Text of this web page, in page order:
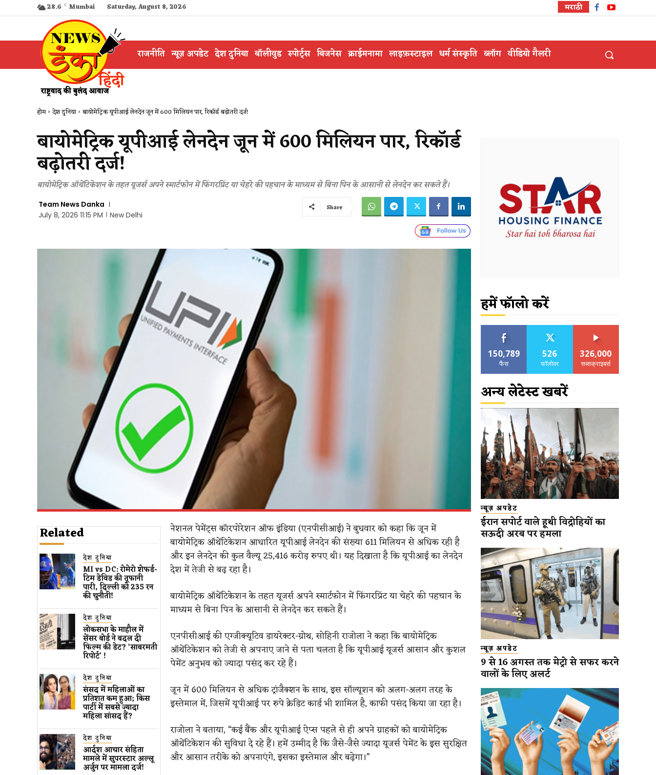
28.6 C Mumbai Saturday, August 8, 2026 मराठी
राजनीति न्यूज़ अपडेट देश दुनिया बॉलीवुड स्पोर्ट्स बिजनेस क्राईमनामा लाइफ़स्टाइल धर्म संस्कृति ब्लॉग वीडियो गैलरी
होम देश दुनिया बायोमेट्रिक यूपीआई लेनदेन जून में 600 मिलियन पार, रिकॉर्ड बढ़ोतरी दर्ज!
बायोमेट्रिक यूपीआई लेनदेन जून में 600 मिलियन पार, रिकॉर्ड
बढ़ोतरी दर्ज!
बायोमेट्रिक ऑथेंटिकेशन के तहत यूजर्स अपने स्मार्टफोन में फिंगरप्रिंट या चेहरे की पहचान के माध्यम से बिना पिन के आसानी से लेनदेन कर सकते हैं।
Team News Danka
July 8, 2026 11:15 PM
New Delhi
Share
Related
देश दुनिया
MI vs DC: रोमेरो शेफर्ड-
टिम डेविड की तूफानी
पारी, दिल्ली को 235 रन
की चुनौती!
देश दुनिया
लोकसभा के माहौल में
सेंसर बोर्ड ने बदल दी
फिल्म की डेट? ‘साबरमती
रिपोर्ट’ !
देश दुनिया
संसद में महिलाओं का
प्रतिशत कम ​हुआ​; किस
पार्टी में सबसे ज्यादा
महिला सांसद हैं?
देश दुनिया
आर्दश आचार संहिता
मामले में सुपरस्टार अल्लू
अर्जुन पर मामला दर्ज!
नेशनल पेमेंट्स कॉरपोरेशन ऑफ इंडिया (एनपीसीआई) ने बुधवार को कहा कि जून में
बायोमेट्रिक ऑथेंटिकेशन आधारित यूपीआई लेनदेन की संख्या 611 मिलियन से अधिक रही है
और इन लेनदेन की कुल वैल्यू 25,416 करोड़ रुपए थी। यह दिखाता है कि यूपीआई का लेनदेन
देश में तेजी से बढ़ रहा है।
बायोमेट्रिक ऑथेंटिकेशन के तहत यूजर्स अपने स्मार्टफोन में फिंगरप्रिंट या चेहरे की पहचान के
माध्यम से बिना पिन के आसानी से लेनदेन कर सकते हैं।
एनपीसीआई की एग्जीक्यूटिव डायरेक्टर-ग्रोथ, सोहिनी राजोला ने कहा कि बायोमेट्रिक
ऑथेंटिकेशन को तेजी से अपनाए जाने से पता चलता है कि यूपीआई यूजर्स आसान और कुशल
पेमेंट अनुभव को ज्यादा पसंद कर रहे हैं।
जून में 600 मिलियन से अधिक ट्रांजैक्शन के साथ, इस सॉल्यूशन को अलग-अलग तरह के
इस्तेमाल में, जिसमें यूपीआई पर रुपे क्रेडिट कार्ड भी शामिल है, काफी पसंद किया जा रहा है।
राजोला ने बताया, “कई बैंक और यूपीआई ऐप्स पहले से ही अपने ग्राहकों को बायोमेट्रिक
ऑथेंटिकेशन की सुविधा दे रहे हैं। हमें उम्मीद है कि जैसे-जैसे ज्यादा यूजर्स पेमेंट के इस सुरक्षित
और आसान तरीके को अपनाएंगे, इसका इस्तेमाल और बढ़ेगा।”
हमें फॉलो करें
150,789
फैंस
526
फॉलोवर
326,000
सब्सक्राइबर्स
अन्य लेटेस्ट खबरें
न्यूज़ अपडेट
ईरान सपोर्ट वाले हूथी विद्रोहियों का
सऊदी अरब पर हमला
न्यूज़ अपडेट
9 से 16 अगस्त तक मेट्रो से सफर करने
वालों के लिए अलर्ट